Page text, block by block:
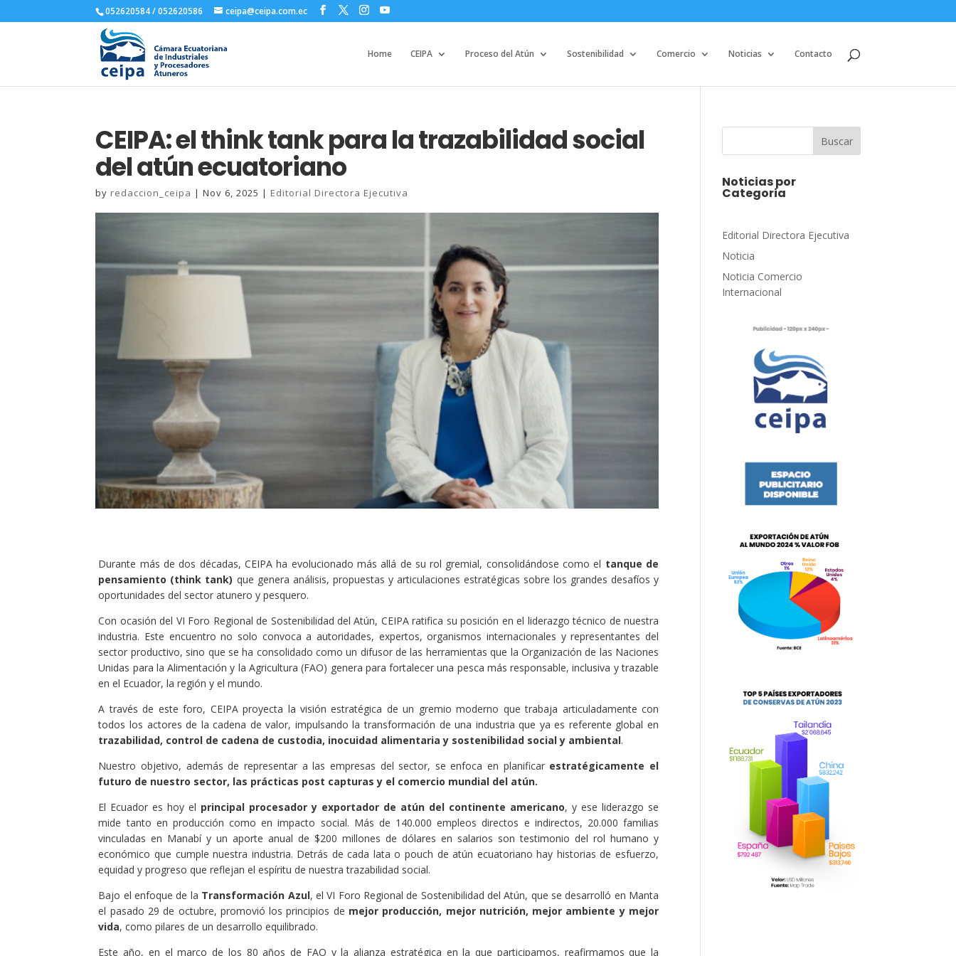
052620584 / 052620586 ceipa@ceipa.com.ec
Home CEIPA Proceso del Atún Sostenibilidad Comercio Noticias Contacto
CEIPA: el think tank para la trazabilidad social
del atún ecuatoriano
by redaccion_ceipa |Nov 6, 2025 | Editorial Directora Ejecutiva
Durante más de dos décadas, CEIPA ha evolucionado más allá de su rol gremial, consolidándose como el tanque de
pensamiento (think tank) que genera análisis, propuestas y articulaciones estratégicas sobre los grandes desafíos y
oportunidades del sector atunero y pesquero.
Con ocasión del VI Foro Regional de Sostenibilidad del Atún, CEIPA ratifica su posición en el liderazgo técnico de nuestra
industria. Este encuentro no solo convoca a autoridades, expertos, organismos internacionales y representantes del
sector productivo, sino que se ha consolidado como un difusor de las herramientas que la Organización de las Naciones
Unidas para la Alimentación y la Agricultura (FAO) genera para fortalecer una pesca más responsable, inclusiva y trazable
en el Ecuador, la región y el mundo.
A través de este foro, CEIPA proyecta la visión estratégica de un gremio moderno que trabaja articuladamente con
todos los actores de la cadena de valor, impulsando la transformación de una industria que ya es referente global en
trazabilidad, control de cadena de custodia, inocuidad alimentaria y sostenibilidad social y ambiental.
Nuestro objetivo, además de representar a las empresas del sector, se enfoca en planificar estratégicamente el
futuro de nuestro sector, las prácticas post capturas y el comercio mundial del atún.
El Ecuador es hoy el principal procesador y exportador de atún del continente americano, y ese liderazgo se
mide tanto en producción como en impacto social. Más de 140.000 empleos directos e indirectos, 20.000 familias
vinculadas en Manabí y un aporte anual de $200 millones de dólares en salarios son testimonio del rol humano y
económico que cumple nuestra industria. Detrás de cada lata o pouch de atún ecuatoriano hay historias de esfuerzo,
equidad y progreso que reflejan el espíritu de nuestra trazabilidad social.
Bajo el enfoque de la Transformación Azul, el VI Foro Regional de Sostenibilidad del Atún, que se desarrolló en Manta
el pasado 29 de octubre, promovió los principios de mejor producción, mejor nutrición, mejor ambiente y mejor
vida, como pilares de un desarrollo equilibrado.
Este año, en el marco de los 80 años de FAO y la alianza estratégica en la que participamos, reafirmamos que la
Buscar
Noticias por
Categoria
Editorial Directora Ejecutiva
Noticia
Noticia Comercio
Internacional